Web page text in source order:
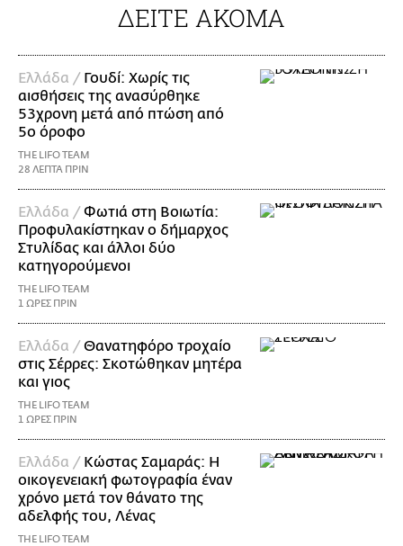
ΔΕΙΤΕ ΑΚΟΜΑ
Ελλάδα / Γουδί: Χωρίς τις
αισθήσεις της ανασύρθηκε
53χρονη μετά από πτώση από
5ο όροφο
THE LIFO TEAM
28 ΛΕΠΤΑ ΠΡΙΝ
Ελλάδα /Φωτιά στη Βοιωτία:
Προφυλακίστηκαν ο δήμαρχος
Στυλίδας και άλλοι δύο
κατηγορούμενοι
THE LIFO TEAM
1 ΩΡΕΣ ΠΡΙΝ
Ελλάδα /Θανατηφόρο τροχαίο
στις Σέρρες: Σκοτώθηκαν μητέρα
και γιος
THE LIFO TEAM
1 ΩΡΕΣ ΠΡΙΝ
Ελλάδα / Κώστας Σαμαράς: Η
οικογενειακή φωτογραφία έναν
χρόνο μετά τον θάνατο της
αδελφής του, Λένας
THE LIFO TEAM